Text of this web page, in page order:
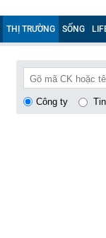
THỊ TRƯỜNG SỐNG
Công ty